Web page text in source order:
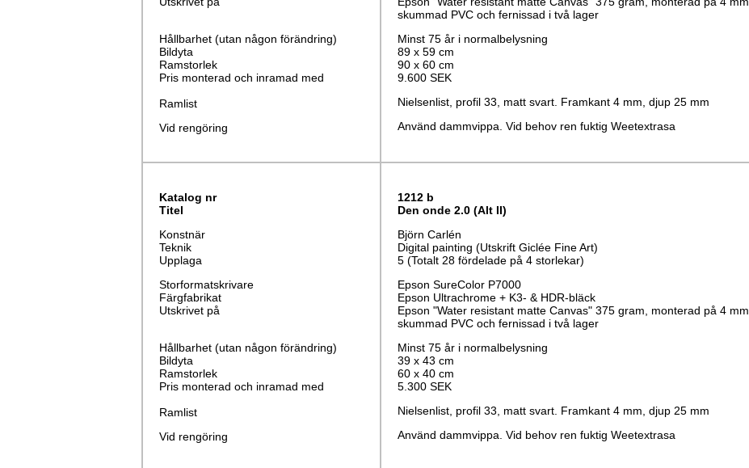
Hållbarhet (utan någon förändring)
Bildyta
Ramstorlek
Pris monterad och inramad med
Ramlist
Vid rengöring
skummad PVC och fernissad i två lager
Minst 75 år i normalbelysning
89 x 59 cm
90 x 60 cm
9.600 SEK
Nielsenlist, profil 33, matt svart. Framkant 4 mm, djup 25 mm
Använd dammvippa. Vid behov ren fuktig Weetextrasa
Katalog nr
Titel
Konstnär
Teknik
Upplaga
Storformatskrivare
Färgfabrikat
Utskrivet på
Hållbarhet (utan någon förändring)
Bildyta
Ramstorlek
Pris monterad och inramad med
Ramlist
Vid rengöring
1212 b
Den onde 2.0 (Alt II)
Björn Carlén
Digital painting (Utskrift Giclée Fine Art)
5 (Totalt 28 fördelade på 4 storlekar)
Epson SureColor P7000
Epson Ultrachrome + K3- & HDR-bläck
Epson "Water resistant matte Canvas" 375 gram, monterad på 4 mm
skummad PVC och fernissad i två lager
Minst 75 år i normalbelysning
39 x 43 cm
60 x 40 cm
5.300 SEK
Nielsenlist, profil 33, matt svart. Framkant 4 mm, djup 25 mm
Använd dammvippa. Vid behov ren fuktig Weetextrasa